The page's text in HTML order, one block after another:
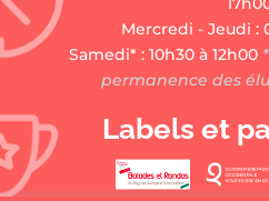
Mercredi - Jeudi :
Samedi* : 10h30 à 12h00*
permanence des
Labels et